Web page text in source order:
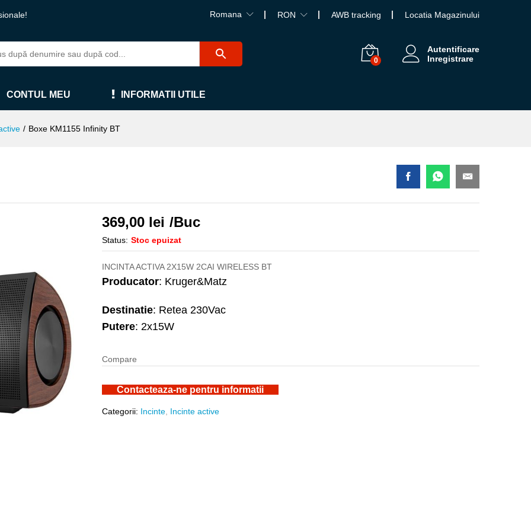
Romana RON AWB tracking Locatia Magazinului
0
Autentificare
Inregistrare
CONTUL MEU INFORMATII UTILE
/ Boxe KM1155 Infinity BT
369,00 lei /Buc
Status: Stoc epuizat
INCINTA ACTIVA 2X15W 2CAI WIRELESS BT
Producator: Kruger&Matz
Destinatie: Retea 230Vac
Putere: 2x15W
Compare
Contacteaza-ne pentru informatii
Categorii: Incinte Incinte active